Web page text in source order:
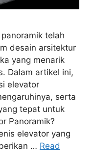
telah
desain arsitektur
yang menarik
Dalam artikel ini,
elevator
serta
tepat untuk
Panoramik?
elevator yang
… Read